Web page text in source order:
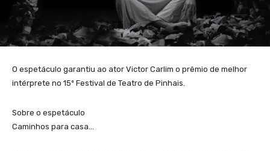
O espetáculo garantiu ao ator Victor Carlim o prêmio de melhor
intérprete no 15º Festival de Teatro de Pinhais.
Sobre o espetáculo
Caminhos para casa…